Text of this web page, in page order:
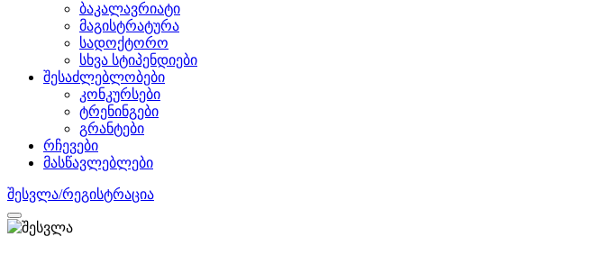
ბაკალავრიატი
მაგისტრატურა
სადოქტორო
სხვა სტიპენდიები
შესაძლებლობები
კონკურსები
ტრენინგები
გრანტები
რჩევები
მასწავლებლები
შესვლა/რეგისტრაცია